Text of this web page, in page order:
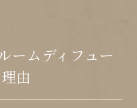
ムディフュー
由